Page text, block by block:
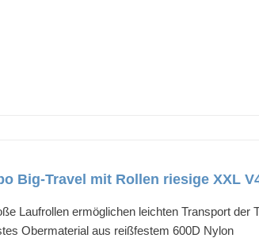
Big-Travel mit Rollen riesige XXL
Laufrollen ermöglichen leichten Transport der
Obermaterial aus reißfestem 600D Nylon